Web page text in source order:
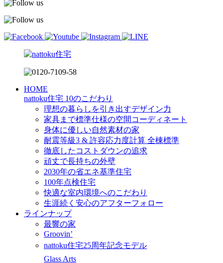
HOME
nattoku住宅 10のこだわり
理想の暮らしを引き出すデザイン力
家具まで標準仕様の空間コーディネート
身体に優しい自然素材の家
耐震等級3 & 許容応力度計算 全棟標準
徹底したコストダウンの追求
頑丈で長持ちの外壁
2030年の省エネ基準住宅
100年点検住宅
快適な室内環境へのこだわり
生涯続く安心のアフターフォロー
ラインナップ
最響の家
Groovin’
nattoku住宅25周年記念モデル
Glass Arts